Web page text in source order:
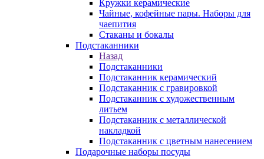
Кружки керамические
Чайные, кофейные пары. Наборы для
чаепития
Стаканы и бокалы
Подстаканники
Назад
Подстаканники
Подстаканник керамический
Подстаканник c гравировкой
Подстаканник с художественным
литьем
Подстаканник с металлической
накладкой
Подстаканник с цветным нанесением
Подарочные наборы посуды